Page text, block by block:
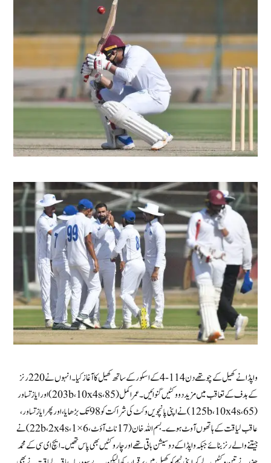
واپڈا نے کھیل کے چوتھے دن 114-4 کے اسکورکے ساتھ کھیل کا آغاز کیا۔ انہوں نے 220 رنز
کے ہدف کے تعاقب میں مزید دو وکٹیں گنوائیں۔ عمر اکمل (85، 203b، 10x4s) اور ایاز تساور
(65، 125b، 10x4s) نے اپنی پانچویں وکٹ کی شراکت کو 98 تک بڑھایا، اور پھر ایاز تساور،
عاقب لیاقت کے ہاتھوں آوٹ ہوے۔ بسم اللہ خان (17 ناٹ آؤٹ، 22b، 2x4s، 1×6) نے
جیتنے والے رنز بنائے جبکہ واپڈا کے دو سیشن باقی تھے اور چار وکٹیں بھی پاس تھیں ۔ ایچ ای سی کے محمد